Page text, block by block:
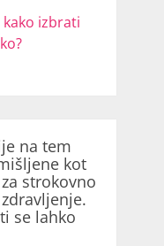
kako izbrati
na tem
kot
strokovno
se lahko